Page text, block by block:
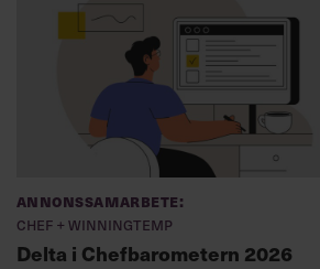
Annonssamarbete:
Chef + Winningtemp
Delta i Chefbarometern 2026